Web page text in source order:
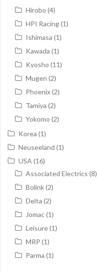
Hirobo (4)
HPI Racing(1)
Ishimasa (1)
Kawada (1)
Kyosho (11)
Mugen (2)
Phoenix(2)
Tamiya (2)
Yokomo (2)
Korea (1)
Neuseeland (1)
USA (16)
Associated Electrics (8)
Bolink(2)
Delta (2)
Jomac(1)
Leisure(1)
MRP (1)
Parma (1)